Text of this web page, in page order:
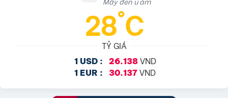
28°C
TỶ GIÁ
1 USD : 26.138VND
1 EUR : 30.137 VND